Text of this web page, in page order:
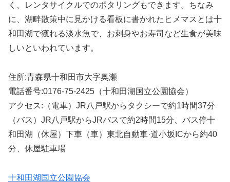
く、レンタサイクルでのポタリングもできます。ちなみ
に、湖畔散策中に見かける看板に書かれたヒメマスとは十
和田湖で獲れる淡水魚で、お刺身やお寿司など生食が美味
しいといわれています。
住所:青森県十和田市大字奥瀬
電話番号:0176-75-2425（十和田湖国立公園協会）
アクセス:（電車）JR八戸駅からタクシーで約1時間37分
（バス）JR八戸駅からJRバスで約2時間15分、バス停十
和田湖（休屋）下車（車）東北自動車·道小坂ICから約40
分、休屋駐車場
十和田湖国立公園協会